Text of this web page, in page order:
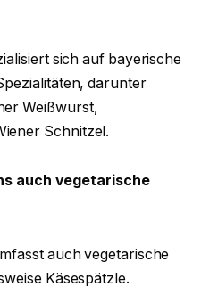
sich auf bayerische
darunter
Weißwurst,
Schnitzel.
auch vegetarische
auch vegetarische
Käsespätzle.